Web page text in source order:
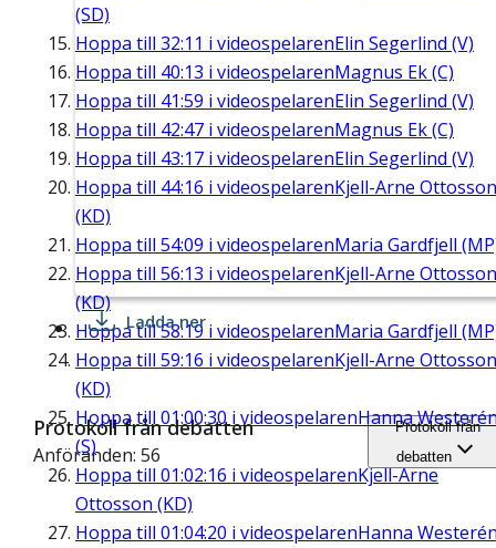
(SD)
Hoppa till 32:11 i videospelarenElin Segerlind (V)
Hoppa till 40:13 i videospelarenMagnus Ek (C)
Hoppa till 41:59 i videospelarenElin Segerlind (V)
Hoppa till 42:47 i videospelarenMagnus Ek (C)
Hoppa till 43:17 i videospelarenElin Segerlind (V)
Hoppa till 44:16 i videospelarenKjell-Arne Ottosson
(KD)
Hoppa till 54:09 i videospelarenMaria Gardfjell
Hoppa till 56:13 i videospelarenKjell-Arne Ottosson
(KD)
Hoppa till58:19 i videospelarenMaria Gardfjell
Hoppa till 59:16 i videospelarenKjell-Arne Ottosson
(KD)
Hoppa till 01:00:30 i videospelarenHanna
(S)
Hoppa till 01:02:16 i videospelarenKjell-Arne
Ottosson (KD)
Hoppa till 01:04:20 i videospelarenHanna
Ladda ner
Protokoll från debatten
Anföranden: 56
Protokoll från
debatten